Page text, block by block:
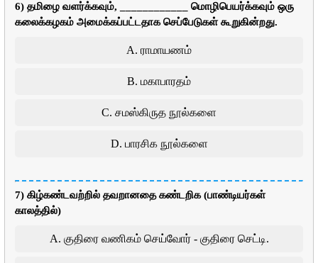
6) தமிழை வளர்க்கவும், ____________ மொழிபெயர்க்கவும் ஒரு
கலைக்கழகம் அமைக்கப்பட்டதாக செப்பேடுகள் கூறுகின்றது.
A. ராமாயணம்
B. மகாபாரதம்
C. சமஸ்கிருத நூல்களை
D. பாரசிக நூல்களை
7) கிழ்கண்டவற்றில் தவறானதை கண்டறிக (பாண்டியர்கள்
காலத்தில்)
A. குதிரை வணிகம் செய்வோர் - குதிரை செட்டி.